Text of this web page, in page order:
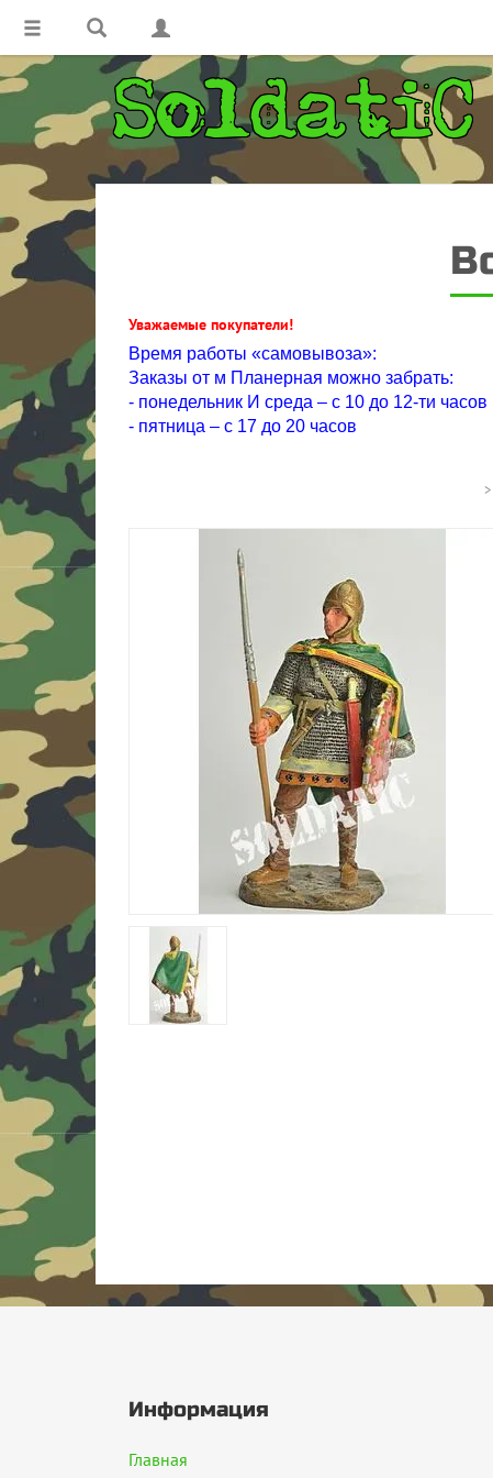
Уважаемые покупатели!
Время работы «самовывоза»:
Заказы от м Планерная можно забрать:
- понедельник И среда – с 10 до 12-ти часов
- пятница – с 17 до 20 часов
>
Информация
Главная